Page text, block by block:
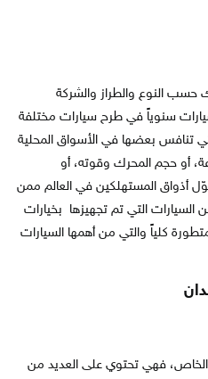
السيارات 2020 وذلك حسب النوع والطراز والشركة
سنوياً في طرح سيارات مختلفة
تنافس بعضها في الأسواق المحلية
أو حجم المحرك وقوته، أو
أذواق المستهلكين في العالم ممن
السيارات التي تم تجهيزها بخيارات
كلياً والتي من أهمها السيارات
الخاص، فهي تحتوي على العديد من